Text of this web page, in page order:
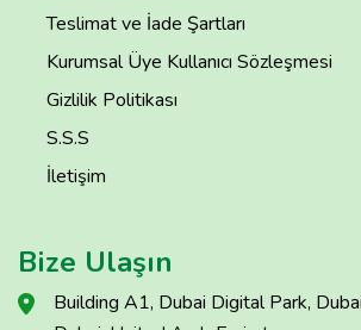
Teslimat ve İade Şartları
Kurumsal Üye Kullanıcı Sözleşmesi
Gizlilik Politikası
S.S.S
İletişim
Bize Ulaşın
Building A1, Dubai Digital Park,